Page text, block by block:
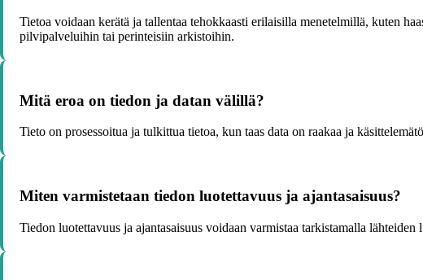
Tietoa voidaan kerätä ja tallentaa tehokkaasti erilaisilla menetelmillä, kuten
pilvipalveluihin tai perinteisiin arkistoihin.
Mitä eroa on tiedon ja datan välillä?
Tieto on prosessoitua ja tulkittua tietoa, kun taas data on raakaa ja
Miten varmistetaan tiedon luotettavuus ja ajantasaisuus?
Tiedon luotettavuus ja ajantasaisuus voidaan varmistaa tarkistamalla